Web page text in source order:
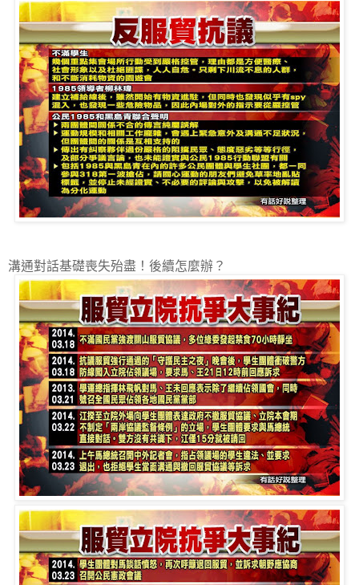
溝通對話基礎喪失殆盡！後續怎麼辦？